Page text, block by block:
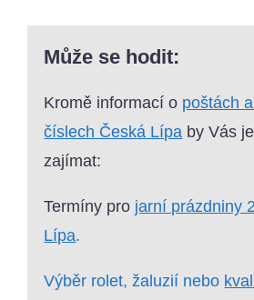
Může se hodit:
Kromě informací o poštách
číslech Česká Lípa by Vás
zajímat:
Termíny pro jarní prázdniny
Lípa.
Výběr rolet, žaluzií nebo